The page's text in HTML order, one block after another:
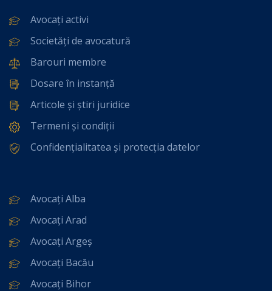
Avocați activi
Societăți de avocatură
Barouri membre
Dosare în instanță
Articole și știri juridice
Termeni și condiții
Confidențialitatea și protecția datelor
Avocați Alba
Avocați Arad
Avocați Argeș
Avocați Bacău
Avocați Bihor